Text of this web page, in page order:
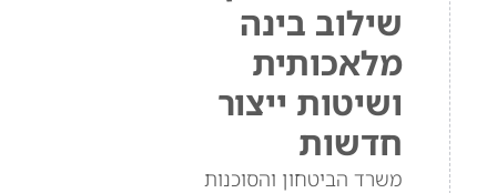
שילוב בינה
מלאכותית
ושיטות ייצור
חדשות
משרד הביטחון והסוכנות